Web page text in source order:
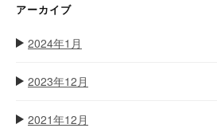
アーカイブ
2024年1月
2023年12月
2021年12月